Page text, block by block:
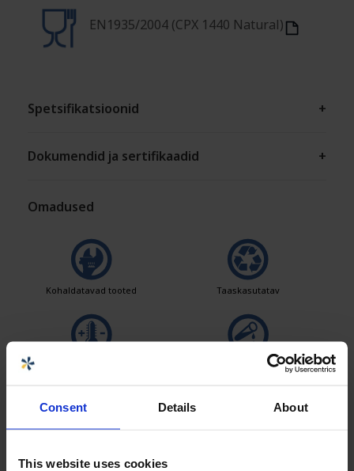
Consent Details About
This website uses cookies
EN1935/2004 (CPX 1440 Natural)
Spetsifikatsioonid +
Dokumendid ja sertifikaadid +
Omadused
Kohaldatavad tooted Taaskasutatav
Kemikaalidele vastupidav